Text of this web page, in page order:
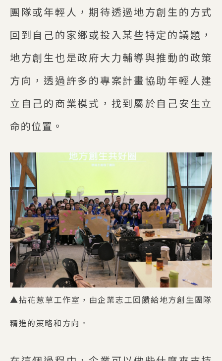
團隊或年輕人，期待透過地方創生的方式
回到自己的家鄉或投入某些特定的議題，
地方創生也是政府大力輔導與推動的政策
方向，透過許多的專案計畫協助年輕人建
立自己的商業模式，找到屬於自己安生立
命的位置。
▲拈花惹草工作室，由企業志工回饋給地方創生團隊
精進的策略和方向。